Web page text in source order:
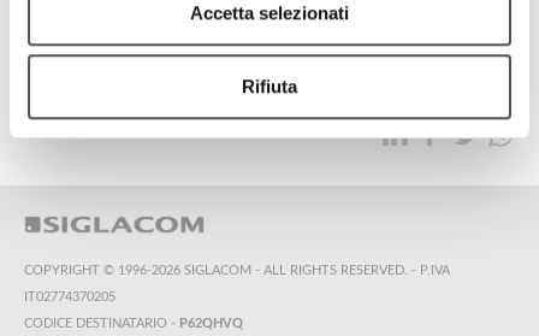
Accetta selezionati
Rifiuta
TOP SEARCHES SITEMAP SUSTAINABILITY
COPYRIGHT © 1996-2026 SIGLACOM - ALL RIGHTS RESERVED. - P.IVA
IT02774370205
CODICE DESTINATARIO - P62QHVQ